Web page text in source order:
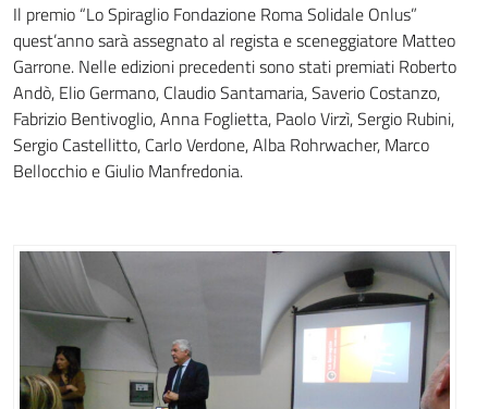
Il premio “Lo Spiraglio Fondazione Roma Solidale Onlus”
quest’anno sarà assegnato al regista e sceneggiatore Matteo
Garrone. Nelle edizioni precedenti sono stati premiati Roberto
Andò, Elio Germano, Claudio Santamaria, Saverio Costanzo,
Fabrizio Bentivoglio, Anna Foglietta, Paolo Virzì, Sergio Rubini,
Sergio Castellitto, Carlo Verdone, Alba Rohrwacher, Marco
Bellocchio e Giulio Manfredonia.